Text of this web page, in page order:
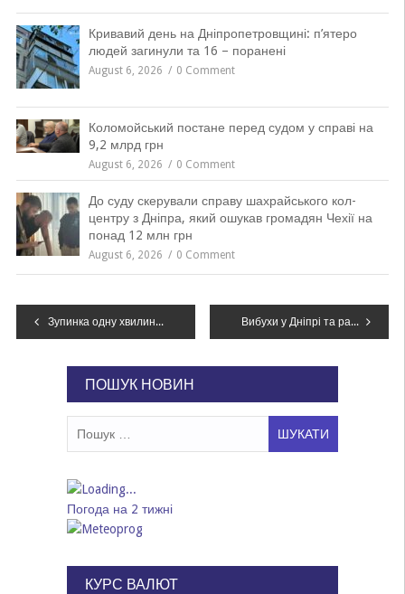
Кривавий день на Дніпропетровщині: п’ятеро
людей загинули та 16 – поранені
August 6, 2026 0 Comment
Коломойський постане перед судом у справі на
9,2 млрд грн
August 6, 2026 0 Comment
До суду скерували справу шахрайського кол-
центру з Дніпра, який ошукав громадян Чехії на
понад 12 млн грн
August 6, 2026 0 Comment
Навігація
Зупинка одну хвилину та зміна розкладу: потяги на Дніпропетровщині курсують по-новому Вибухи у Дніпрі та районі: спрацювала ППО
ПОШУК НОВИН
Погода на 2 тижні
КУРС ВАЛЮТ